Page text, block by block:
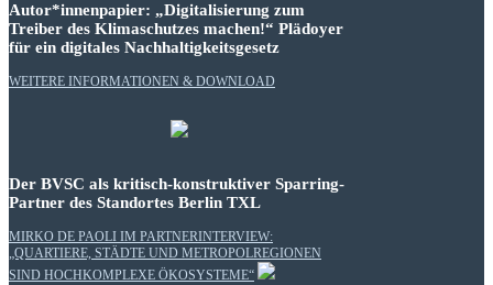
Autor*innenpapier: „Digitalisierung zum
Treiber des Klimaschutzes machen!“ Plädoyer
für ein digitales Nachhaltigkeitsgesetz
WEITERE INFORMATIONEN & DOWNLOAD
Der BVSC als kritisch-konstruktiver Sparring-
Partner des Standortes Berlin TXL
MIRKO DE PAOLI IM PARTNERINTERVIEW:
„QUARTIERE, STÄDTE UND METROPOLREGIONEN
SIND HOCHKOMPLEXE ÖKOSYSTEME“